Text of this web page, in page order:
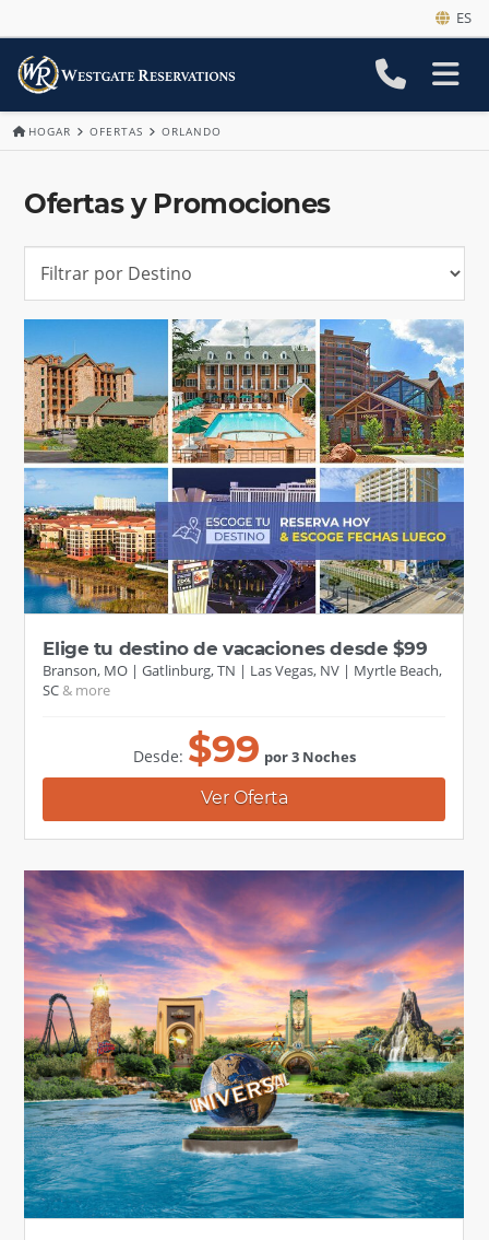
ES
HOGAR OFERTAS ORLANDO
Ofertas y Promociones
Elige tu destino de vacaciones desde $99
Branson, MO Gatlinburg, TN Las Vegas, NV
Myrtle Beach,
SC
Desde: $99 por 3 Noches
Ver Oferta